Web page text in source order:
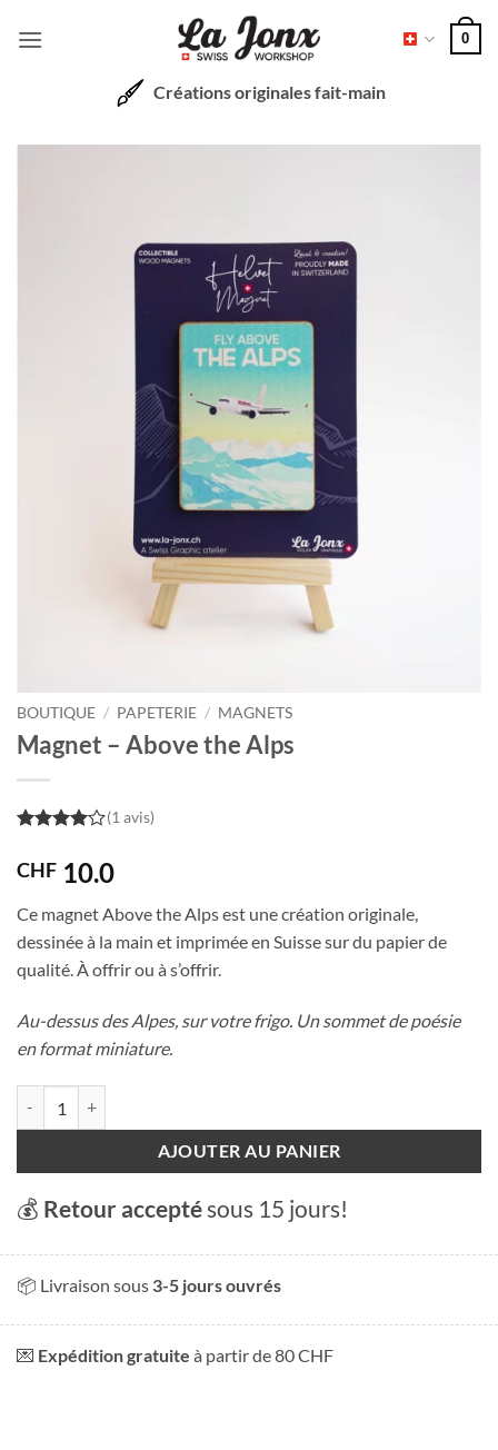
0
Créations originales fait-main
BOUTIQUE / PAPETERIE / MAGNETS
Magnet – Above the Alps
5
(1 avis)
CHF 10.0
Ce magnet Above the Alps est une création originale,
dessinée à la main et imprimée en Suisse sur du papier de
qualité. À offrir ou à s’offrir.
Au-dessus des Alpes, sur votre frigo. Un sommet de poésie
en format miniature.
AJOUTER AU PANIER
💰 Retour acceptésous 15 jours!
📦 Livraison sous 3-5 jours ouvrés
💌 Expédition gratuite à partir de 80 CHF